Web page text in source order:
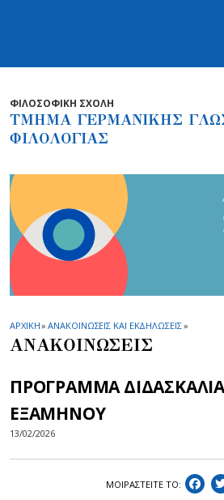
ΦΙΛΟΣΟΦΙΚΗ ΣΧΟΛΗ
ΤΜΗΜΑ ΓΕΡΜΑΝΙΚΗΣ
ΦΙΛΟΛΟΓΙΑΣ
ΑΡΧΙΚΗ» ΑΝΑΚΟΙΝΩΣΕΙΣ ΚΑΙ ΕΚΔΗΛΩΣΕΙΣ»
ΑΝΑΚΟΙΝΩΣΕΙΣ
ΠΡΟΓΡΑΜΜΑ
ΕΞΑΜΗΝΟΥ
13/02/2026
ΜΟΙΡΑΣΤEIΤΕ ΤΟ: